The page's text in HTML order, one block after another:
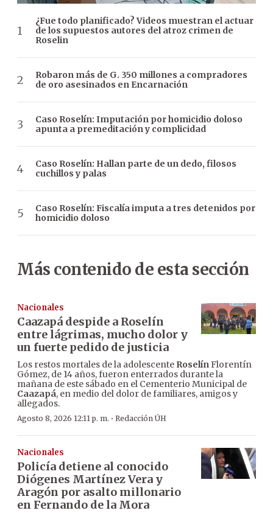
¿Fue todo planificado? Videos muestran el actuar
de los supuestos autores del atroz crimen de
Roselin
Robaron más de G. 350 millones a compradores
de oro asesinados en Encarnación
Caso Roselín: Imputación por homicidio doloso
apunta a premeditación y complicidad
Caso Roselín: Hallan parte de un dedo, filosos
cuchillos y palas
Caso Roselín: Fiscalía imputa a tres detenidos por
homicidio doloso
Más contenido de esta sección
Nacionales
Caazapá despide a Roselín
entre lágrimas, mucho dolor y
un fuerte pedido de justicia
Los restos mortales de la adolescente RoselínFlorentín
Gómez, de 14 años, fueron enterrados durante la
mañana de este sábado en el Cementerio Municipal de
Caazapá, en medio del dolor de familiares, amigos y
allegados.
Agosto 8, 2026 12:11 p. m. · Redacción ÚH
Nacionales
Policía detiene al conocido
Diógenes Martínez Vera y
Aragón por asalto millonario
en Fernando de la Mora